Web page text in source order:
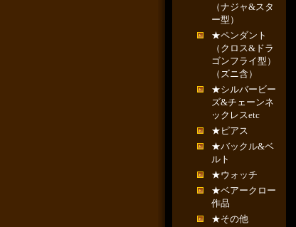
（ナジャ&スタ
ー型）
★ペンダント
（クロス&ドラ
ゴンフライ型）
（ズニ含）
★シルバービー
ズ&チェーンネ
ックレスetc
★ピアス
★バックル&ベ
ルト
★ウォッチ
★ベアークロー
作品
★その他